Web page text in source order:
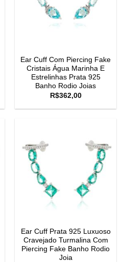
Ear Cuff Com Piercing Fake
Cristais Água Marinha E
Estrelinhas Prata 925
Banho Rodio Joias
R$362,00
Ear Cuff Prata 925 Luxuoso
Cravejado Turmalina Com
Piercing Fake Banho Rodio
Joia